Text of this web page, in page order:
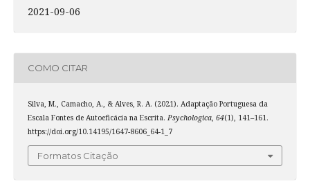
2021-09-06
COMO CITAR
Silva, M., Camacho, A., & Alves, R. A. (2021). Adaptação Portuguesa da
Escala Fontes de Autoeficácia na Escrita. Psychologica, 64(1), 141–161.
https://doi.org/10.14195/1647-8606_64-1_7
Formatos Citação